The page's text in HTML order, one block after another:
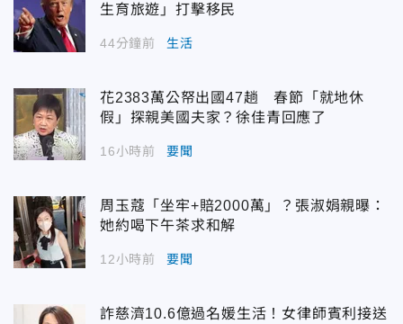
生育旅遊」打擊移民
44分鐘前 生活
花2383萬公帑出國47趟 春節「就地休
假」探親美國夫家？徐佳青回應了
16小時前 要聞
周玉蔻「坐牢+賠2000萬」？張淑娟親曝：
她約喝下午茶求和解
12小時前 要聞
詐慈濟10.6億過名媛生活！女律師賓利接送